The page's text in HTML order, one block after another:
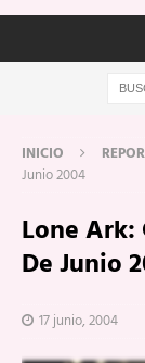
INICIO
Junio 2004
Lone Ark:
De Junio
17 junio, 2004